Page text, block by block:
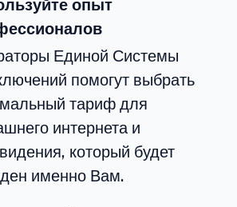
опыт
Единой Системы
помогут выбрать
тариф для
интернета и
который будет
именно Вам.